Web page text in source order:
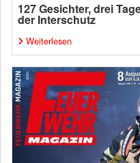
127 Gesichter, drei
der Interschutz
Weiterlesen